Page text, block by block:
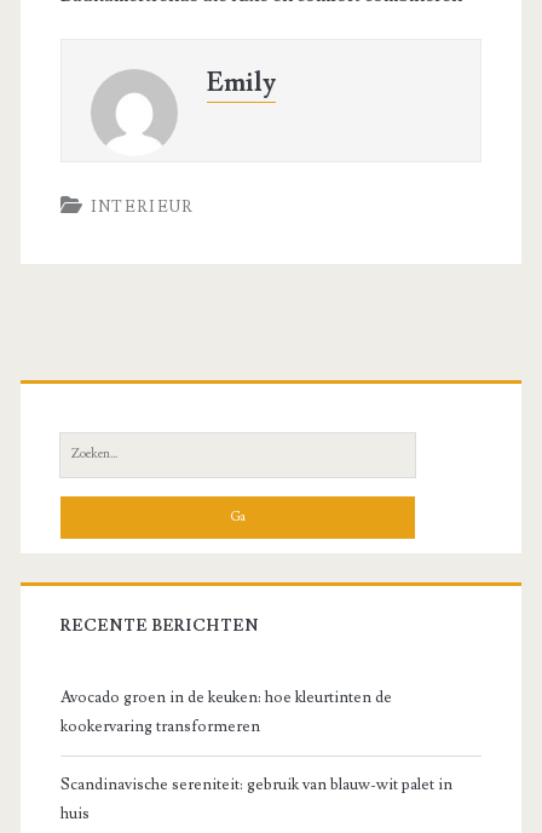
Emily
INTERIEUR
Primaire
zijbalk
Zoeken
naar:
RECENTE BERICHTEN
Avocado groen in de keuken: hoe kleurtinten de
kookervaring transformeren
Scandinavische sereniteit: gebruik van blauw-wit palet in
huis